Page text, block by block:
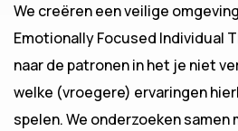
We creëren een veilige
Emotionally Focused Individual
naar de patronen in het je niet
welke (vroegere) ervaringen
spelen. We onderzoeken